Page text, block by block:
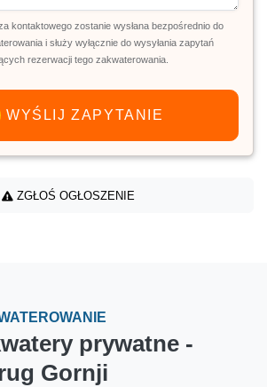
kontaktowego zostanie wysłana bezpośrednio do
i służy wyłącznie do wysyłania zapytań
rezerwacji tego zakwaterowania.
WYŚLIJ ZAPYTANIE
ZGŁOŚ OGŁOSZENIE
prywatne -
Gornji